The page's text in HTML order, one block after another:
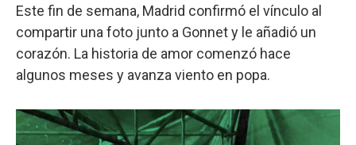
Este fin de semana, Madrid confirmó el vínculo al
compartir una foto junto a Gonnet y le añadió un
corazón. La historia de amor comenzó hace
algunos meses y avanza viento en popa.